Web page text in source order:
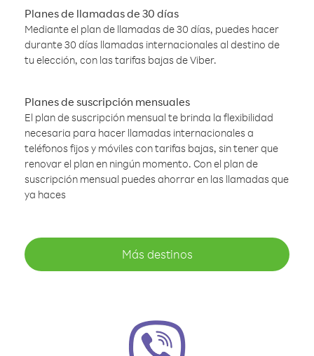
Planes de llamadas de 30 días
Mediante el plan de llamadas de 30 días, puedes hacer
durante 30 días llamadas internacionales al destino de
tu elección, con las tarifas bajas de Viber.
Planes de suscripción mensuales
El plan de suscripción mensual te brinda la flexibilidad
necesaria para hacer llamadas internacionales a
teléfonos fijos y móviles con tarifas bajas, sin tener que
renovar el plan en ningún momento. Con el plan de
suscripción mensual puedes ahorrar en las llamadas que
ya haces
Más destinos